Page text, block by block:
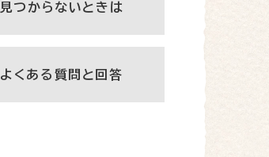
見つからないときは
よくある質問と回答